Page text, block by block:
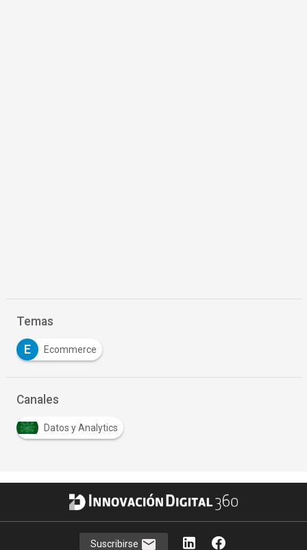
Temas
E Ecommerce
Canales
Datos y Analytics
Suscribirse